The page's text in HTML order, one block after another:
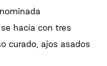
hacía con tres
curado, ajos asados